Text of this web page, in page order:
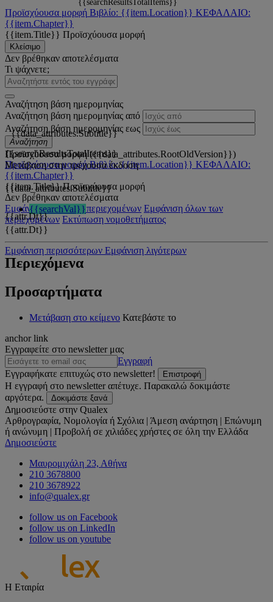
{{searchResultsTotalItems}}
Προϊσχύουσα μορφή Βιβλίο: {{item.Location}} ΚΕΦΑΛΑΙΟ:
{{item.Chapter}}
{{item.Title}} Προϊσχύουσα μορφή
Κλείσιμο
Δεν βρέθηκαν αποτελέσματα
Τι ψάχνετε;
Αναζήτηση βάση ημερομηνίας
Αναζήτηση βάση ημερομηνίας από
Αναζήτηση βάση ημερομηνίας εως
Αναζήτηση
{{searchResultsTotalItems}}
Προϊσχύουσα μορφή Βιβλίο: {{item.Location}} ΚΕΦΑΛΑΙΟ:
{{item.Chapter}}
{{item.Title}} Προϊσχύουσα μορφή
Δεν βρέθηκαν αποτελέσματα
Εμφάνιση όλων των περιεχομένων Εμφάνιση όλων των
περιεχομένων Εκτύπωση νομοθετήματος
{{data_attributes.Subtitle}}
Προϊσχύουσα μορφή ({{data_attributes.RootOldVersion}})
Μετάβαση στην τρέχουσα έκδοση
{{data_attributes.Subtitle}}
{{searchVal}}
{{attr.Dt}}
Εμφάνιση περισσότερων Εμφάνιση λιγότερων
{{attr.Dt}}
Περιεχόμενα
Προσαρτήματα
Μετάβαση στο κείμενο Κατεβάστε το
anchor link
Εγγραφείτε στο newsletter μας
Εγγραφή
Εγγραφήκατε επιτυχώς στο newsletter!
Επιστροφή
Η εγγραφή στο newsletter απέτυχε. Παρακαλώ δοκιμάστε
αργότερα.
Δοκιμάστε ξανά
Δημοσιεύστε στην Qualex
Αρθρογραφία, Νομολογία ή Σχόλια | Άμεση ανάρτηση | Επώνυμη
ή ανώνυμη | Προβολή σε χιλιάδες χρήστες σε όλη την Ελλάδα
Δημοσιεύστε
Μαυρομιχάλη 23, Αθήνα
210 3678800
210 3678922
info@qualex.gr
follow us on Facebook
follow us on LinkedIn
follow us on youtube
Η Εταιρία